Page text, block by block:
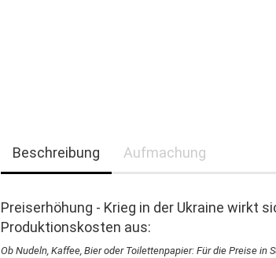
Beschreibung Aufmachung
Preiserhöhung - Krieg in der Ukraine wirkt
Produktionskosten aus:
Ob Nudeln, Kaffee, Bier oder Toilettenpapier: Für die Preise